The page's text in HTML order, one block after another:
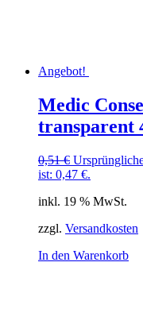
Angebot!
Medic
transparent
0,51€
ist: 0,47 €.
inkl. 19 % MwSt.
zzgl. Versandkosten
In den Warenkorb